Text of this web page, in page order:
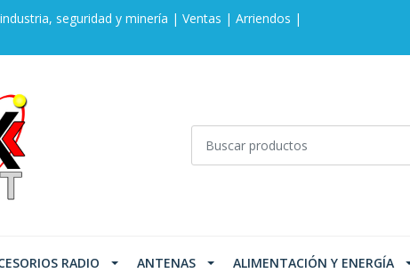
seguridad y minería | Ventas | Arriendos |
RADIO ANTENAS ALIMENTACIÓN Y ENERGÍA